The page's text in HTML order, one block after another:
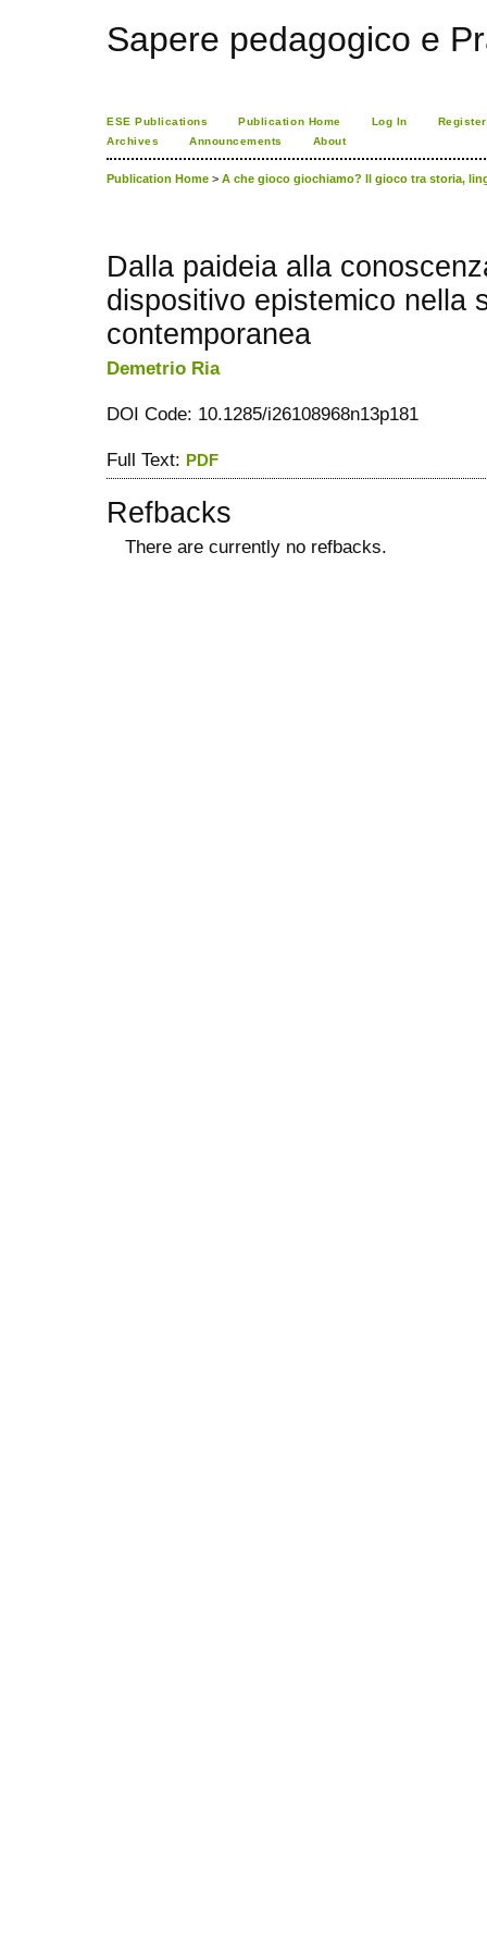
Sapere pedagogico e
ESE Publications Publication Home Log In
Register
Archives
Announcements About
Publication Home > A che gioco giochiamo? Il gioco tra storia,
Dalla paideia alla
dispositivo epistemico nella
contemporanea
Demetrio Ria
DOI Code: 10.1285/i26108968n13p181
Full Text: PDF
Refbacks
There are currently no refbacks.